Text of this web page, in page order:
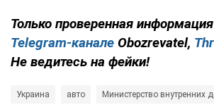
Только проверенная
Telegram-канале Obozrevatel,
Не ведитесь на фейки!
Украина авто Министерство внутренних